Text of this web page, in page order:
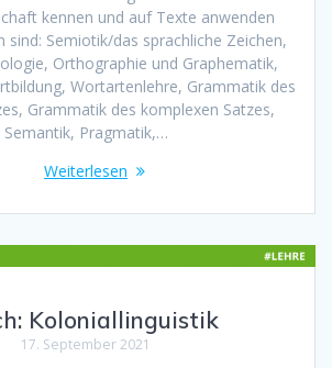
kennen und auf Texte anwenden
sind: Semiotik/das sprachliche Zeichen,
Orthographie und Graphematik,
Wortartenlehre, Grammatik des
Grammatik des komplexen Satzes,
Semantik, Pragmatik,…
Weiterlesen
Koloniallinguistik
17. September 2021